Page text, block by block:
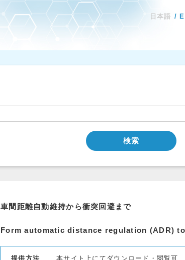
日本語
検索
車間距離自動維持から衝突回避まで
Form automatic distance regulation (ADR)
提供方法
本サイト上にてダウンロード・閲覧可